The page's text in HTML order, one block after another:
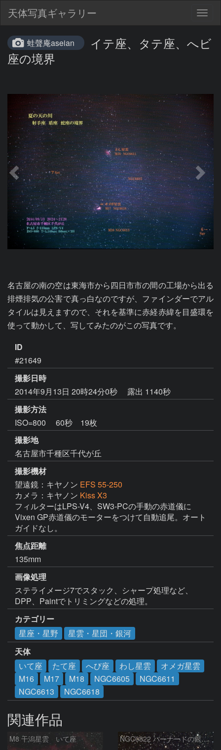
天体写真ギャラリー
蛙聲庵aseian
イテ座、タテ座、へビ
座の境界
名古屋の南の空は東海市から四日市市の間の工場から出る
排煙排気の公害で真っ白なのですが、ファインダーでアル
タイルは見えますので、それを基準に赤経赤緯を目盛環を
使って動かして、写してみたのがこの写真です。
ID
#21649
撮影日時
2014年9月13日 20時24分0秒
露出 1140秒
撮影方法
ISO=800 60秒 19枚
撮影地
名古屋市千種区千代が丘
撮影機材
望遠鏡：キヤノン EFS 55-250
カメラ：キヤノン Kiss X3
フィルターはLPS-V4、SW3-PCの手動の赤道儀に
Vixen GP赤道儀のモーターをつけて自動追尾。オート
ガイドなし。
焦点距離
135mm
画像処理
ステライメージ7でスタック、シャープ処理など、
DPP、Paintでトリミングなどの処理。
カテゴリー
星座・星野
星雲・星団・銀河
天体
いて座
たて座 へび座 わし星雲
オメガ星雲
M16
M17 M18 NGC6605
NGC6611
NGC6613
NGC6618
関連作品
M8 干潟星雲 いて座 NGC6822 バーナードの銀河 いて座